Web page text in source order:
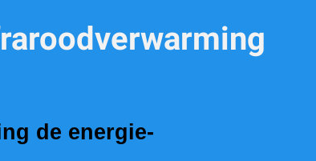
de energie-